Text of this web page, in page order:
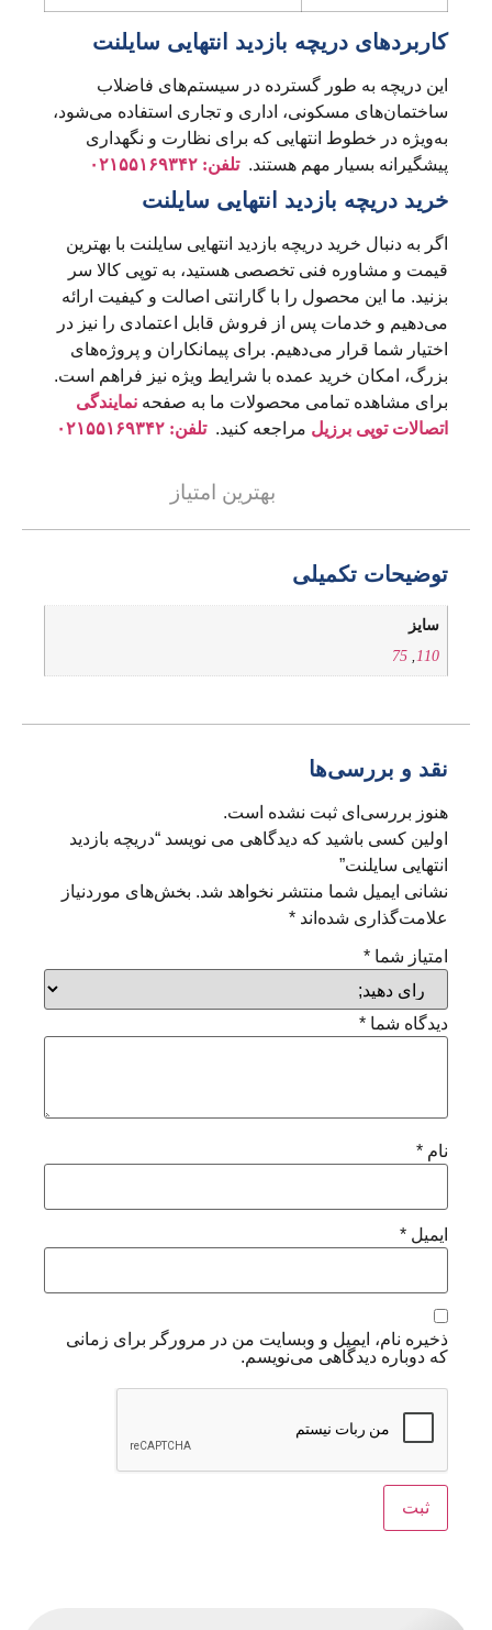
کاربردهای دریچه بازدید انتهایی سایلنت
این دریچه به طور گسترده در سیستم‌های فاضلاب
ساختمان‌های مسکونی، اداری و تجاری استفاده می‌شود،
به‌ویژه در خطوط انتهایی که برای نظارت و نگهداری
پیشگیرانه بسیار مهم هستند.تلفن: ۰۲۱۵۵۱۶۹۳۴۲
خرید دریچه بازدید انتهایی سایلنت
اگر به دنبال خرید دریچه بازدید انتهایی سایلنت با بهترین
قیمت و مشاوره فنی تخصصی هستید، به توپی کالا سر
بزنید. ما این محصول را با گارانتی اصالت و کیفیت ارائه
می‌دهیم و خدمات پس از فروش قابل اعتمادی را نیز در
اختیار شما قرار می‌دهیم. برای پیمانکاران و پروژه‌های
بزرگ، امکان خرید عمده با شرایط ویژه نیز فراهم است.
برای مشاهده تمامی محصولات ما به صفحه نمایندگی
اتصالات توپی برزیل مراجعه کنید.تلفن: ۰۲۱۵۵۱۶۹۳۴۲
بهترین امتیاز
توضیحات تکمیلی
سایز
110
,
75
نقد و بررسی‌ها
هنوز بررسی‌ای ثبت نشده است.
اولین کسی باشید که دیدگاهی می نویسد “دریچه بازدید
انتهایی سایلنت”
نشانی ایمیل شما منتشر نخواهد شد. بخش‌های موردنیاز
علامت‌گذاری شده‌اند *
امتیاز شما *
دیدگاه شما *
نام *
ایمیل *
ذخیره نام، ایمیل و وبسایت من در مرورگر برای زمانی
که دوباره دیدگاهی می‌نویسم.